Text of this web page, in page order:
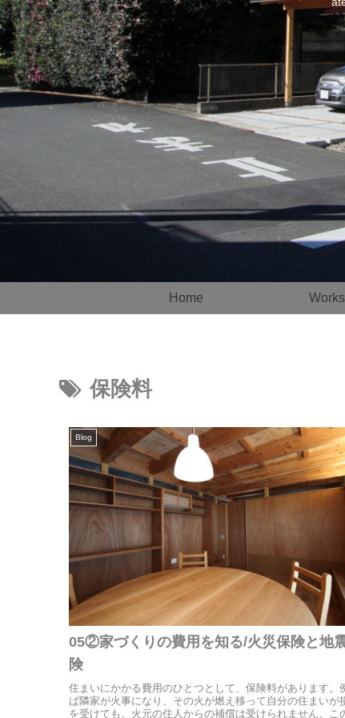
Home Works
保険料
Blog
05②家づくりの費用を知る/火災保険と地
険
住まいにかかる費用のひとつとして、保険料があります。
ば隣家が火事になり、その火が燃え移って自分の住まいが
を受けても、火元の住人からの補償は受けられません。こ